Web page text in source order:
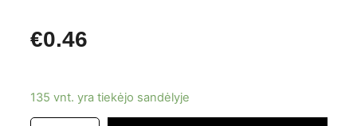
€0.46
135 vnt. yra tiekėjo sandėlyje